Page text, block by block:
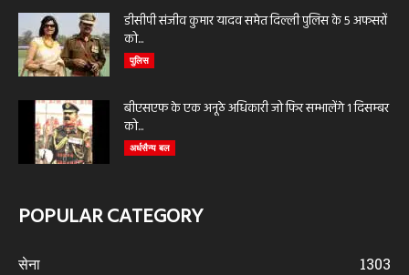
डीसीपी संजीव कुमार यादव समेत दिल्ली पुलिस के 5 अफसरों
को...
पुलिस
बीएसएफ के एक अनूठे अधिकारी जो फिर सम्भालेंगे 1 दिसम्बर
को...
अर्धसैन्य बल
POPULAR CATEGORY
सेना
1303